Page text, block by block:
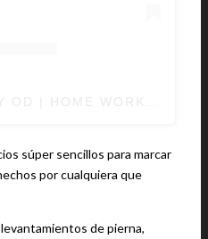
súper sencillos para marcar
por cualquiera que
de pierna,